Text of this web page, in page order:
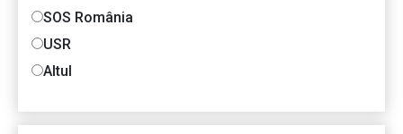
SOS România
USR
Altul